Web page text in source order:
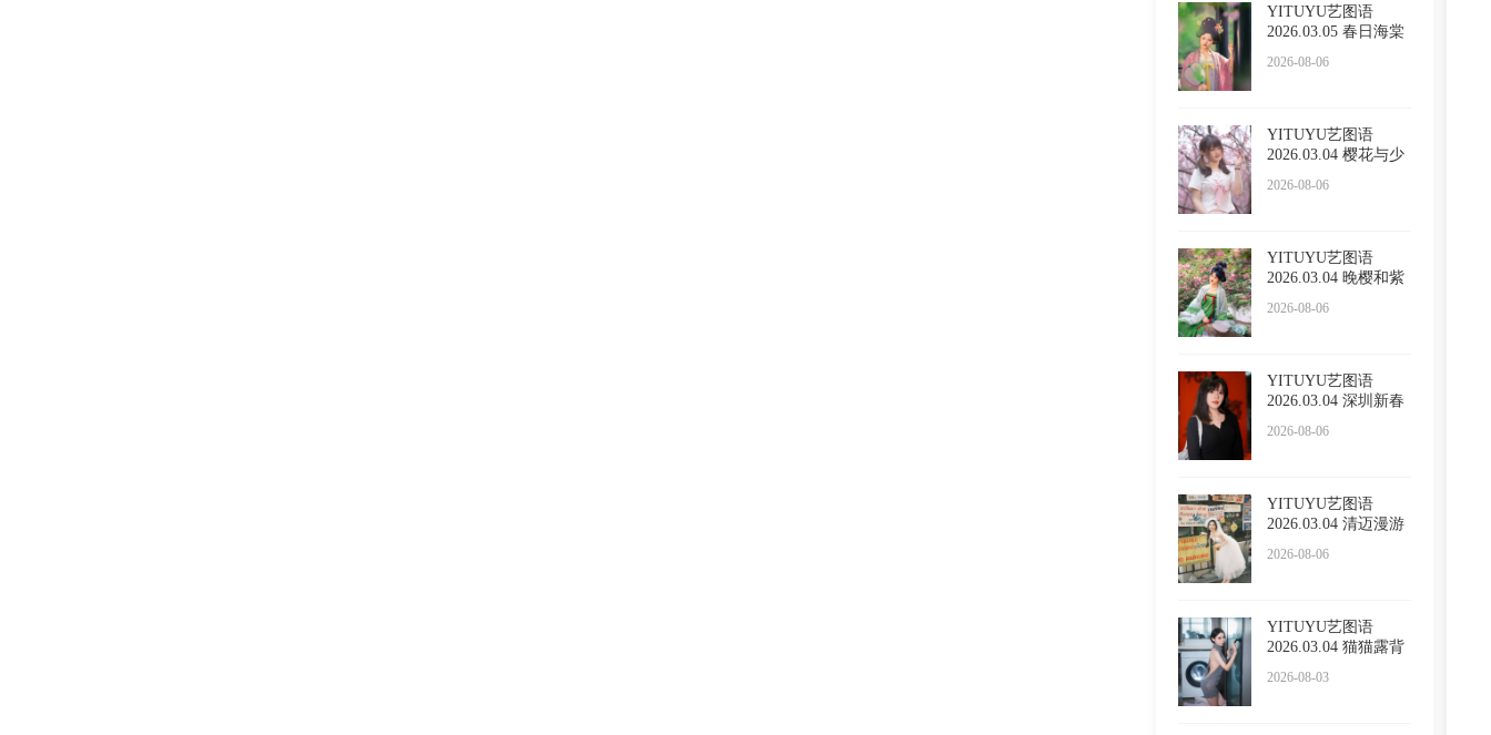
YITUYU艺图语
2026.03.05 春日海棠
2026-08-06
YITUYU艺图语
2026.03.04 樱花与少
2026-08-06
YITUYU艺图语
2026.03.04 晚樱和紫
2026-08-06
YITUYU艺图语
2026.03.04 深圳新春
2026-08-06
YITUYU艺图语
2026.03.04 清迈漫游
2026-08-06
YITUYU艺图语
2026.03.04 猫猫露背
2026-08-03